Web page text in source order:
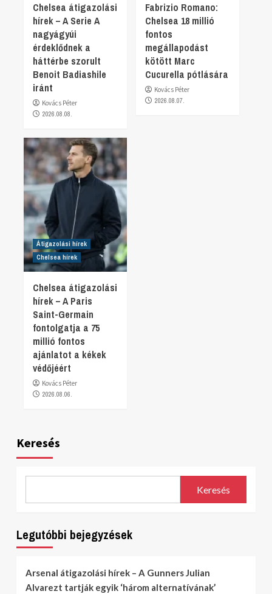
Chelsea átigazolási
hírek – A Serie A
nagyágyúi
érdeklődnek a
háttérbe szorult
Benoit Badiashile
iránt
Kovács Péter
2026.08.08.
Fabrizio Romano:
Chelsea 18 millió
fontos
megállapodást
kötött Marc
Cucurella pótlására
Kovács Péter
2026.08.07.
Átigazolási hírek
Chelsea hírek
Chelsea átigazolási
hírek – A Paris
Saint-Germain
fontolgatja a 75
millió fontos
ajánlatot a kékek
védőjéért
Kovács Péter
2026.08.06.
Keresés
Keresés
Legutóbbi bejegyzések
Arsenal átigazolási hírek – A Gunners Julian
Alvarezt tartják egyik ‘három alternatívának’